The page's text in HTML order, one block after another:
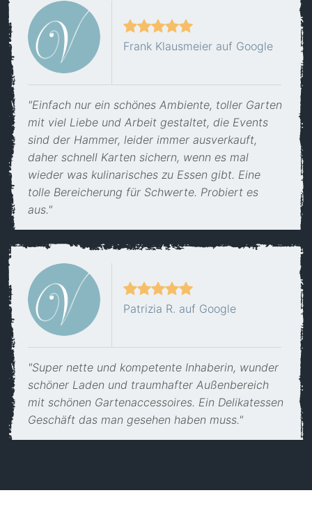
Frank Klausmeier auf Google
"Einfach nur ein schönes Ambiente, toller Garten
mit viel Liebe und Arbeit gestaltet, die Events
sind der Hammer, leider immer ausverkauft,
daher schnell Karten sichern, wenn es mal
wieder was kulinarisches zu Essen gibt. Eine
tolle Bereicherung für Schwerte. Probiert es
aus."
Patrizia R. auf Google
"Super nette und kompetente Inhaberin, wunder
schöner Laden und traumhafter Außenbereich
mit schönen Gartenaccessoires. Ein Delikatessen
Geschäft das man gesehen haben muss."